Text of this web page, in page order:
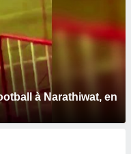
à Narathiwat, en